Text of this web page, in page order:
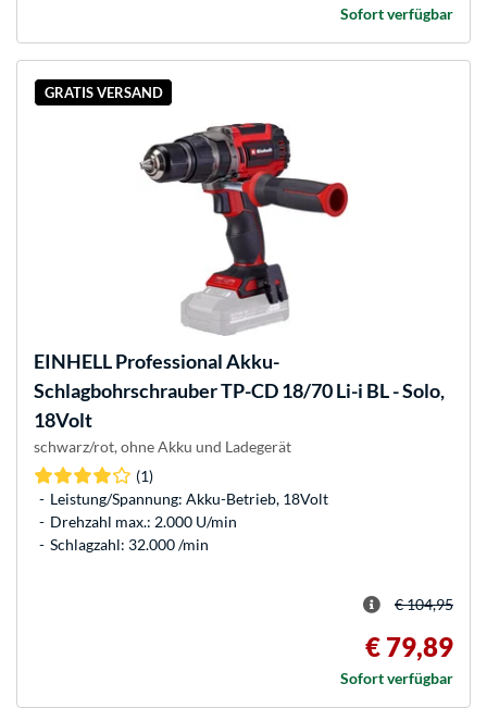
Sofort verfügbar
GRATIS VERSAND
EINHELLProfessional Akku-
Schlagbohrschrauber TP-CD 18/70 Li-i BL - Solo,
18Volt
schwarz/rot, ohne Akku und Ladegerät
(1)
Leistung/Spannung: Akku-Betrieb, 18Volt
Drehzahl max.: 2.000 U/min
Schlagzahl: 32.000 /min
€ 104,95
€ 79,89
Sofort verfügbar